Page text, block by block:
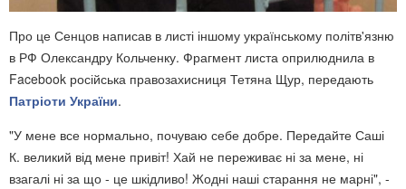
Про це Сенцов написав в листі іншому українському політв'язню
в РФ Олександру Кольченку. Фрагмент листа оприлюднила в
Facebook російська правозахисниця Тетяна Щур, передають
Патріоти України.
"У мене все нормально, почуваю себе добре. Передайте Саші
К. великий від мене привіт! Хай не переживає ні за мене, ні
взагалі ні за що - це шкідливо! Жодні наші старання не марні", -